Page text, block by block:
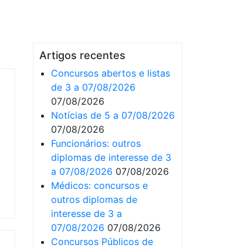
Artigos recentes
Concursos abertos e listas
de 3 a 07/08/2026
07/08/2026
Notícias de 5 a 07/08/2026
07/08/2026
Funcionários: outros
diplomas de interesse de 3
a 07/08/2026 07/08/2026
Médicos: concursos e
outros diplomas de
interesse de 3 a
07/08/2026 07/08/2026
Concursos Públicos de